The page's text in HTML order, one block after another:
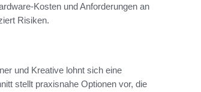
Kosten und Anforderungen an
Risiken.
und Kreative lohnt sich eine
stellt praxisnahe Optionen vor, die